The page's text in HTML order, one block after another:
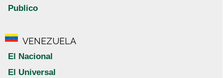
Publico
VENEZUELA
El Nacional
El Universal